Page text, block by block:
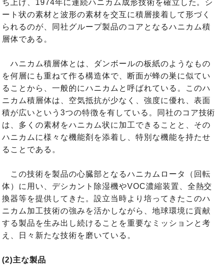
ち上げ、1974年に連続ハニカム成形技術を確立した。シ
ート状の素材と波形の素材を交互に積層接着して形づく
られるのが、同社グループ製品のコアとなるハニカム積
層体である。
ハニカム積層体とは、ダンボールの板紙のようなもの
を何層にも重ねて作る構造体で、断面が蜂の巣に似てい
ることから、一般的にハニカムと呼ばれている。このハ
ニカム積層体は、空気抵抗が少なく、強度に優れ、表面
積が広いという3つの特徴を有している。同社のコア技術
は、多くの素材をハニカム状に加工できることと、その
ハニカムに様々な機能剤を添着し、特別な機能を持たせ
ることである。
この技術を製品の心臓部となるハニカムロータ（回転
体）に用い、デシカント除湿機やVOC濃縮装置、全熱交
換器等を提供してきた。設立当時より培ってきたこのハ
ニカム加工技術の強みを活かしながら、地球環境に貢献
する製品を生み出し続けることを重要なミッションと考
え、日々新たな技術を磨いている。
(2)主な製品